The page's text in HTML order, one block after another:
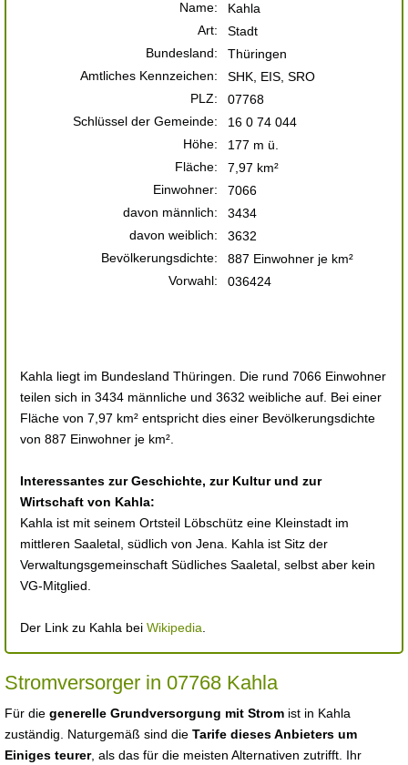
Name:
Kahla
Art:
Stadt
Bundesland:
Thüringen
Amtliches Kennzeichen:
SHK, EIS, SRO
PLZ:
07768
Schlüssel der Gemeinde:
16 0 74 044
Höhe:
177 m ü.
Fläche:
7,97 km²
Einwohner:
7066
davon männlich:
3434
davon weiblich:
3632
Bevölkerungsdichte:
887 Einwohner je km²
Vorwahl:
036424
Kahla liegt im Bundesland Thüringen. Die rund 7066 Einwohner
teilen sich in 3434 männliche und 3632 weibliche auf. Bei einer
Fläche von 7,97 km² entspricht dies einer Bevölkerungsdichte
von 887 Einwohner je km².
Interessantes zur Geschichte, zur Kultur und zur
Wirtschaft von Kahla:
Kahla ist mit seinem Ortsteil Löbschütz eine Kleinstadt im
mittleren Saaletal, südlich von Jena. Kahla ist Sitz der
Verwaltungsgemeinschaft Südliches Saaletal, selbst aber kein
VG-Mitglied.
Der Link zu Kahla bei Wikipedia
Stromversorger in 07768 Kahla
Für die generelle Grundversorgung mit Strom ist in Kahla
zuständig. Naturgemäß sind die Tarife dieses Anbieters um
Einiges teurer, als das für die meisten Alternativen zutrifft. Ihr